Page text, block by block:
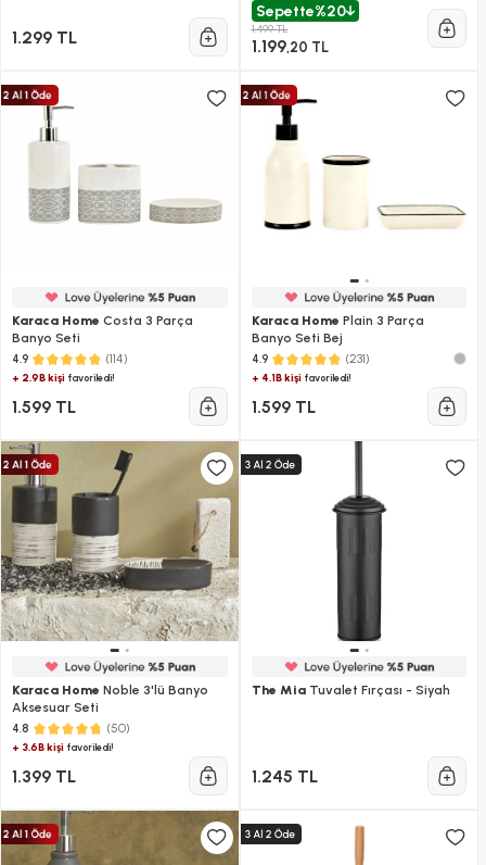
1.299 TL
Sepette%20
1.499 TL
1.199,20 TL
Karaca Home Costa 3 Parça
Banyo Seti
4.9 (114)
+ 2.9B kişi favoriledi!
1.599 TL
Karaca Home Plain 3 Parça
Banyo Seti Bej
4.9 (231)
+ 4.1B kişifavoriledi!
1.599 TL
Karaca Home Noble 3'lü Banyo
Aksesuar Seti
4.8 (50)
+ 3.6B kişi favoriledi!
1.399 TL
The MiaTuvalet Fırçası - Siyah
1.245 TL